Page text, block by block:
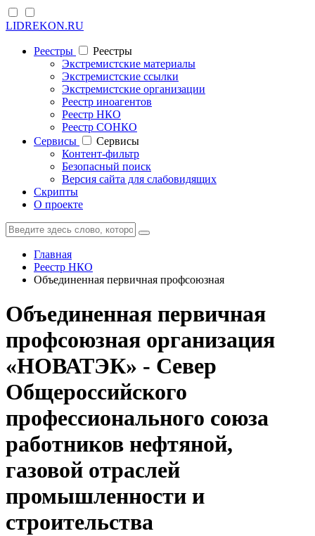
LIDREKON.RU
Реестры
Реестры
Экстремистские материалы
Экстремистские ссылки
Экстремистские организации
Реестр иноагентов
Реестр НКО
Реестр СОНКО
Cервисы
Cервисы
Контент-фильтр
Безопасный поиск
Версия сайта для слабовидящих
Скрипты
О проекте
Главная
Реестр НКО
Объединенная первичная профсоюзная
Объединенная первичная
профсоюзная организация
«НОВАТЭК» - Север
Общероссийского
профессионального союза
работников нефтяной,
газовой отраслей
промышленности и
строительства